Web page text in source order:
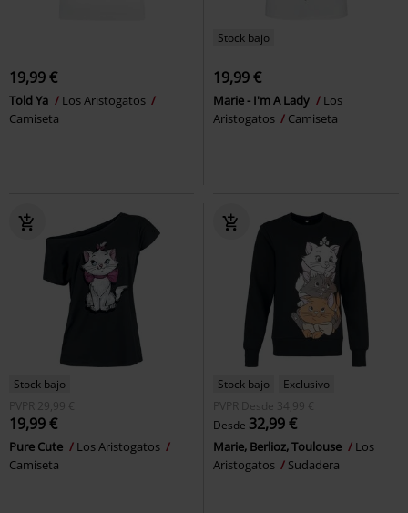
19,99 €
Told Ya
Los Aristogatos
Camiseta
Stock bajo
19,99 €
Marie - I'm A Lady
Los
Aristogatos
Camiseta
Stock bajo
PVPR 29,99 €
19,99 €
Pure Cute
Los Aristogatos
Camiseta
Stock bajo
Exclusivo
PVPR
Desde 34,99 €
Desde 32,99 €
Marie, Berlioz, Toulouse
Los
Aristogatos
Sudadera